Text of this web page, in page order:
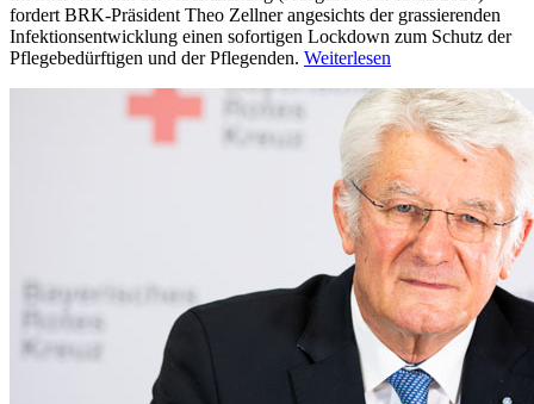
fordert BRK-Präsident Theo Zellner angesichts der grassierenden
Infektionsentwicklung einen sofortigen Lockdown zum Schutz der
Pflegebedürftigen und der Pflegenden. Weiterlesen